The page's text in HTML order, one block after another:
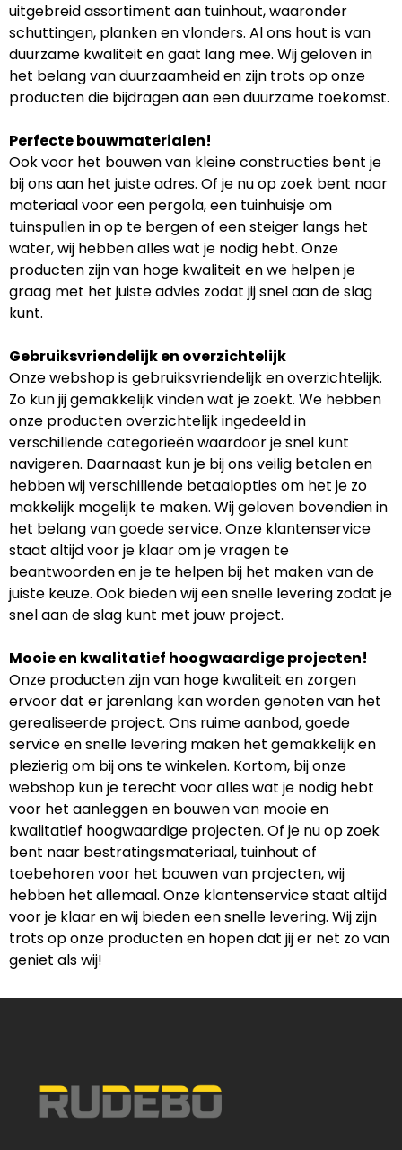
uitgebreid assortiment aan tuinhout, waaronder
schuttingen, planken en vlonders. Al ons hout is van
duurzame kwaliteit en gaat lang mee. Wij geloven in
het belang van duurzaamheid en zijn trots op onze
producten die bijdragen aan een duurzame toekomst.
Perfecte bouwmaterialen!
Ook voor het bouwen van kleine constructies bent je
bij ons aan het juiste adres. Of je nu op zoek bent naar
materiaal voor een pergola, een tuinhuisje om
tuinspullen in op te bergen of een steiger langs het
water, wij hebben alles wat je nodig hebt. Onze
producten zijn van hoge kwaliteit en we helpen je
graag met het juiste advies zodat jij snel aan de slag
kunt.
Gebruiksvriendelijk en overzichtelijk
Onze webshop is gebruiksvriendelijk en overzichtelijk.
Zo kun jij gemakkelijk vinden wat je zoekt. We hebben
onze producten overzichtelijk ingedeeld in
verschillende categorieën waardoor je snel kunt
navigeren. Daarnaast kun je bij ons veilig betalen en
hebben wij verschillende betaalopties om het je zo
makkelijk mogelijk te maken. Wij geloven bovendien in
het belang van goede service. Onze klantenservice
staat altijd voor je klaar om je vragen te
beantwoorden en je te helpen bij het maken van de
juiste keuze. Ook bieden wij een snelle levering zodat je
snel aan de slag kunt met jouw project.
Mooie en kwalitatief hoogwaardige projecten!
Onze producten zijn van hoge kwaliteit en zorgen
ervoor dat er jarenlang kan worden genoten van het
gerealiseerde project. Ons ruime aanbod, goede
service en snelle levering maken het gemakkelijk en
plezierig om bij ons te winkelen. Kortom, bij onze
webshop kun je terecht voor alles wat je nodig hebt
voor het aanleggen en bouwen van mooie en
kwalitatief hoogwaardige projecten. Of je nu op zoek
bent naar bestratingsmateriaal, tuinhout of
toebehoren voor het bouwen van projecten, wij
hebben het allemaal. Onze klantenservice staat altijd
voor je klaar en wij bieden een snelle levering. Wij zijn
trots op onze producten en hopen dat jij er net zo van
geniet als wij!